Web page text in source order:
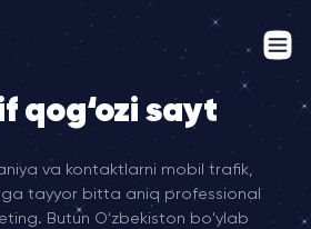
qog‘ozi sayt
va kontaktlarni mobil trafik,
tayyor bitta aniq professional
Butun Oʻzbekiston boʻylab